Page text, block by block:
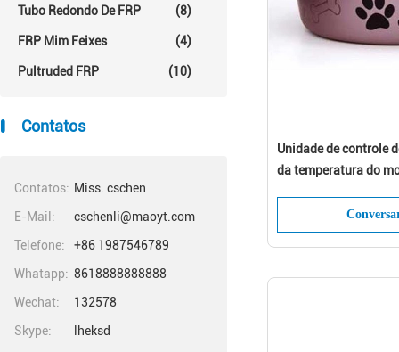
Tubo Redondo De FRP (8)
FRP Mim Feixes (4)
Pultruded FRP (10)
Contatos
Contatos: Miss. cschen
E-Mail:
cschenli@maoyt.com
Telefone:
+86 1987546789
Whatapp: 8618888888888
Wechat:
132578
Skype:
lheksd
Unidade de controle
da temperatura do